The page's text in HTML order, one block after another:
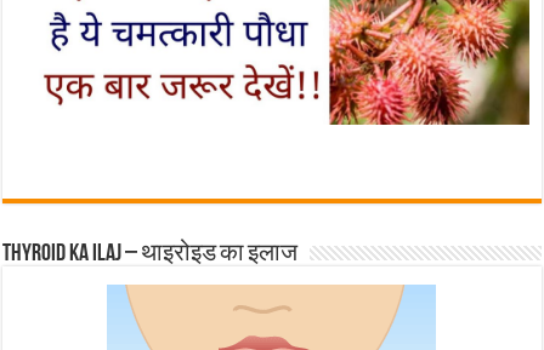
Thyroid ka ilaj – थाइरोइड का इलाज